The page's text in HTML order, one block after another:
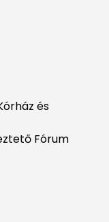
és
Fórum